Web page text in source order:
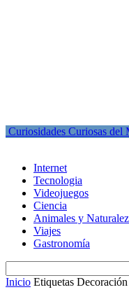
Curiosidades Curiosas del
Internet
Tecnologia
Videojuegos
Ciencia
Animales y
Viajes
Gastronomía
Inicio Etiquetas Decoración